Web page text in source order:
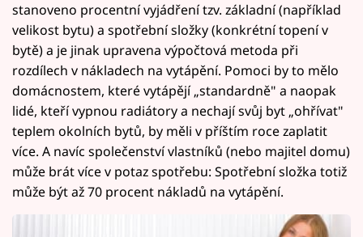
stanoveno procentní vyjádření tzv. základní (například
velikost bytu) a spotřební složky (konkrétní topení v
bytě) a je jinak upravena výpočtová metoda při
rozdílech v nákladech na vytápění. Pomoci by to mělo
domácnostem, které vytápějí „standardně" a naopak
lidé, kteří vypnou radiátory a nechají svůj byt „ohřívat"
teplem okolních bytů, by měli v příštím roce zaplatit
více. A navíc společenství vlastníků (nebo majitel domu)
může brát více v potaz spotřebu: Spotřební složka totiž
může být až 70 procent nákladů na vytápění.